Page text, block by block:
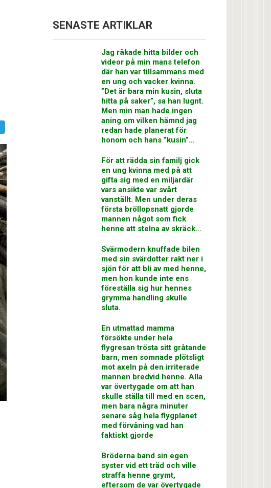
SENASTE ARTIKLAR
Jag råkade hitta bilder och
videor på min mans telefon
där han var tillsammans med
en ung och vacker kvinna.
”Det är bara min kusin, sluta
hitta på saker”, sa han lugnt.
Men min man hade ingen
aning om vilken hämnd jag
redan hade planerat för
honom och hans ”kusin”…
För att rädda sin familj gick
en ung kvinna med på att
gifta sig med en miljardär
vars ansikte var svårt
vanställt. Men under deras
första bröllopsnatt gjorde
mannen något som fick
henne att stelna av skräck…
Svärmodern knuffade bilen
med sin svärdotter rakt ner i
sjön för att bli av med henne,
men hon kunde inte ens
föreställa sig hur hennes
grymma handling skulle
sluta.
En utmattad mamma
försökte under hela
flygresan trösta sitt gråtande
barn, men somnade plötsligt
mot axeln på den irriterade
mannen bredvid henne. Alla
var övertygade om att han
skulle ställa till med en scen,
men bara några minuter
senare såg hela flygplanet
med förvåning vad han
faktiskt gjorde
Bröderna band sin egen
syster vid ett träd och ville
straffa henne grymt,
eftersom de var övertygade